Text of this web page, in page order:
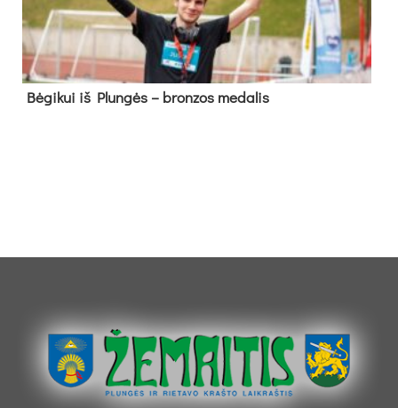
Bė­gi­kui iš Plun­gės – bron­zos me­da­lis